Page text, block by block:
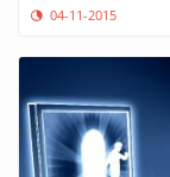
04-11-2015